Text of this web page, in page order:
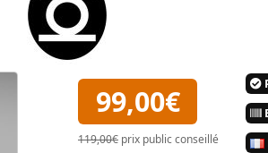
99,00€
119,00€ prix public conseillé